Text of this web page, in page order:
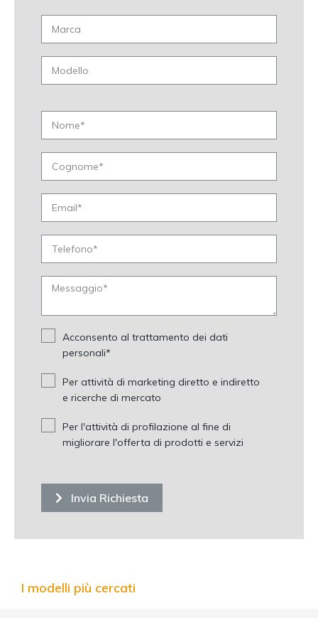
Acconsento al trattamento dei dati
personali*
Per attività di marketing diretto e indiretto
e ricerche di mercato
Per l'attività di profilazione al fine di
migliorare l'offerta di prodotti e servizi
Invia Richiesta
I modelli più cercati